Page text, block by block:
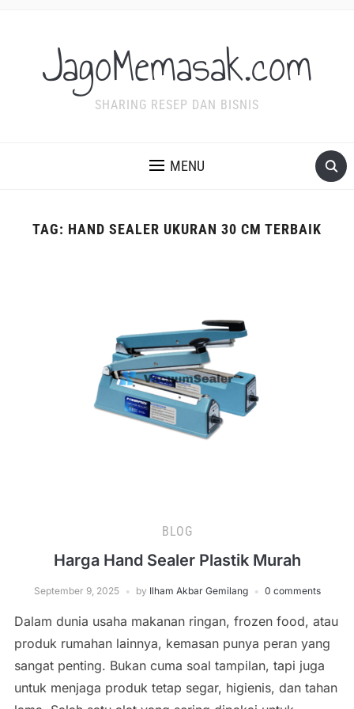
JagoMemasak.com
SHARING RESEP DAN BISNIS
MENU
TAG: HAND SEALER UKURAN 30 CM TERBAIK
BLOG
Harga Hand Sealer Plastik Murah
September 9, 2025 by Ilham Akbar Gemilang 0 comments
Dalam dunia usaha makanan ringan, frozen food, atau
produk rumahan lainnya, kemasan punya peran yang
sangat penting. Bukan cuma soal tampilan, tapi juga
untuk menjaga produk tetap segar, higienis, dan tahan